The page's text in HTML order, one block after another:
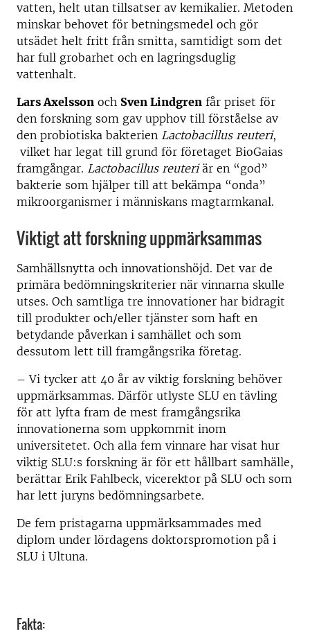
vatten, helt utan tillsatser av kemikalier. Metoden
minskar behovet för betningsmedel och gör
utsädet helt fritt från smitta, samtidigt som det
har full grobarhet och en lagringsduglig
vattenhalt.
Lars Axelsson och Sven Lindgren får priset för
den forskning som gav upphov till förståelse av
den probiotiska bakterien Lactobacillus reuteri,
vilket har legat till grund för företaget BioGaias
framgångar. Lactobacillus reuteriär en “god”
bakterie som hjälper till att bekämpa “onda”
mikroorganismer i människans magtarmkanal.
Viktigt att forskning uppmärksammas
Samhällsnytta och innovationshöjd. Det var de
primära bedömningskriterier när vinnarna skulle
utses. Och samtliga tre innovationer har bidragit
till produkter och/eller tjänster som haft en
betydande påverkan i samhället och som
dessutom lett till framgångsrika företag.
– Vi tycker att 40 år av viktig forskning behöver
uppmärksammas. Därför utlyste SLU en tävling
för att lyfta fram de mest framgångsrika
innovationerna som uppkommit inom
universitetet. Och alla fem vinnare har visat hur
viktig SLU:s forskning är för ett hållbart samhälle,
berättar Erik Fahlbeck, vicerektor på SLU och som
har lett juryns bedömningsarbete.
De fem pristagarna uppmärksammades med
diplom under lördagens doktorspromotion på i
SLU i Ultuna.
Fakta: